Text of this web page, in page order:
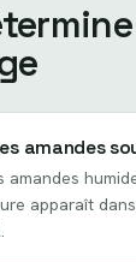
amandes
amandes
apparaît